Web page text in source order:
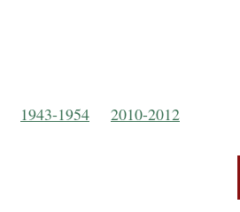
1943-1954 2010-2012